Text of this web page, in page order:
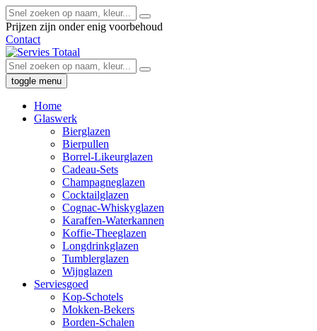
Prijzen zijn onder enig voorbehoud
Contact
toggle menu
Home
Glaswerk
Bierglazen
Bierpullen
Borrel-Likeurglazen
Cadeau-Sets
Champagneglazen
Cocktailglazen
Cognac-Whiskyglazen
Karaffen-Waterkannen
Koffie-Theeglazen
Longdrinkglazen
Tumblerglazen
Wijnglazen
Serviesgoed
Kop-Schotels
Mokken-Bekers
Borden-Schalen